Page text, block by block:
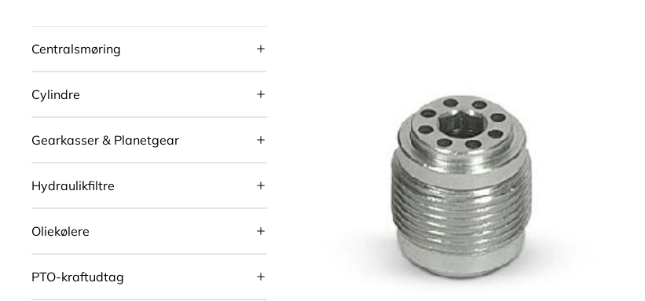
Centralsmøring
Cylindre
Gearkasser & Planetgear
Hydraulikfiltre
Oliekølere
PTO-kraftudtag